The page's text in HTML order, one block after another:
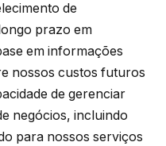
de
prazo em
em informações
nossos custos futuros
de gerenciar
negócios, incluindo
para nossos serviços